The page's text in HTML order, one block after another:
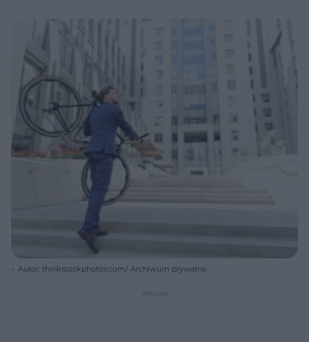
Autor: thinkstockphotos.com/ Archiwum prywatne